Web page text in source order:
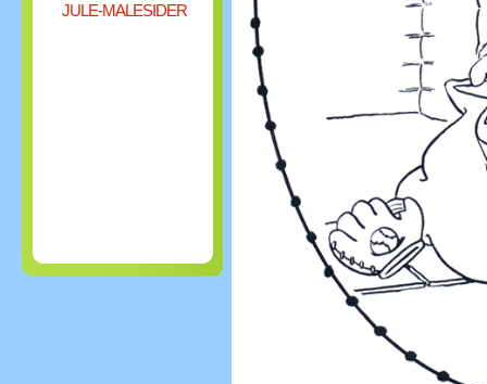
JULE-MALESIDER